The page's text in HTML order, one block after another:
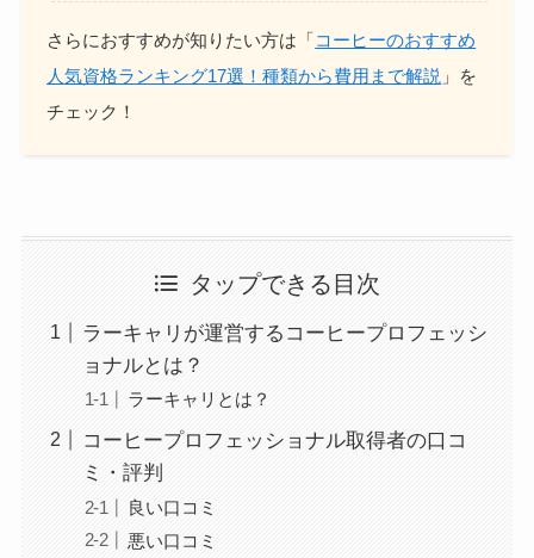
さらにおすすめが知りたい方は「コーヒーのおすすめ
人気資格ランキング17選！種類から費用まで解説 」を
チェック！
タップできる目次
ラーキャリが運営するコーヒープロフェッシ
ョナルとは？
ラーキャリとは？
コーヒープロフェッショナル取得者の口コ
ミ・評判
良い口コミ
悪い口コミ